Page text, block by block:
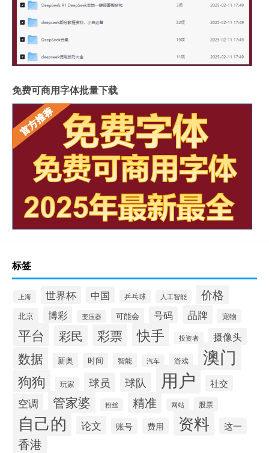
免费可商用字体批量下载
标签
上海 世界杯 中国 乒乓球 人工智能 价格
北京 博彩 变压器 可能会 号码 品牌 宠物
平台 彩民 彩票 快手 投资者 摄像头
数据 新奥 时间 智能 汽车 游戏 澳门
狗狗 玩家 球员 球队 用户 社交
空调 管家婆 粉丝 精准 网站 股票
自己的 论文 账号 费用 资料 这一
香港